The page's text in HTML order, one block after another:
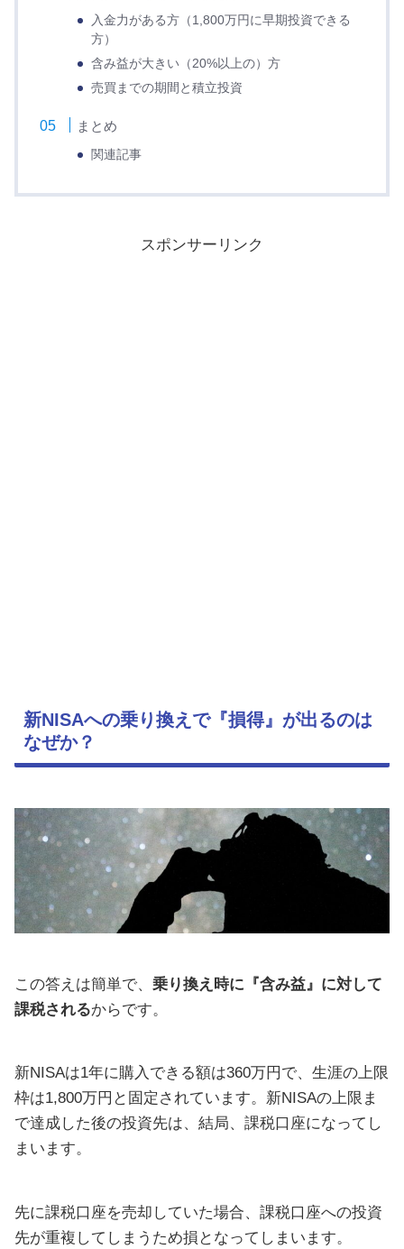
入金力がある方（1,800万円に早期投資できる
方）
含み益が大きい（20%以上の）方
売買までの期間と積立投資
まとめ
関連記事
スポンサーリンク
新NISAへの乗り換えで『損得』が出るのは
なぜか？
この答えは簡単で、 乗り換え時に『含み益』に対して
課税されるからです。
新NISAは1年に購入できる額は360万円で、生涯の上限
枠は1,800万円と固定されています。新NISAの上限ま
で達成した後の投資先は、結局、課税口座になってし
まいます。
先に課税口座を売却していた場合、課税口座への投資
先が重複してしまうため損となってしまいます。